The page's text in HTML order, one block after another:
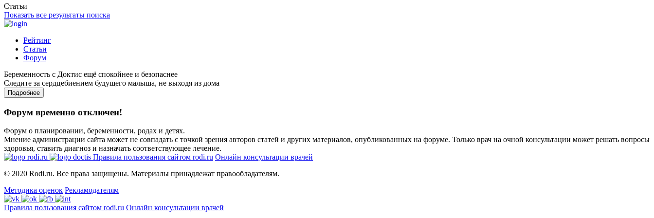
Статьи
Показать все результаты поиска
Рейтинг
Статьи
Форум
Беременность с Доктис ещё спокойнее и безопаснее
Следите за сердцебиением будущего малыша, не выходя из дома
Подробнее
Форум временно отключен!
Форум о планировании, беременности, родах и детях.
Мнение администрации сайта может не совпадать с точкой зрения авторов статей и других материалов, опубликованных на форуме. Только врач на очной консультации может решать вопросы
здоровья, ставить диагноз и назначать соответствующее лечение.
Правила пользования сайтом rodi.ru Онлайн консультации врачей
© 2020 Rodi.ru. Все права защищены. Материалы принадлежат правообладателям.
Методика оценок Рекламодателям
Правила пользования сайтом rodi.ru Онлайн консультации врачей